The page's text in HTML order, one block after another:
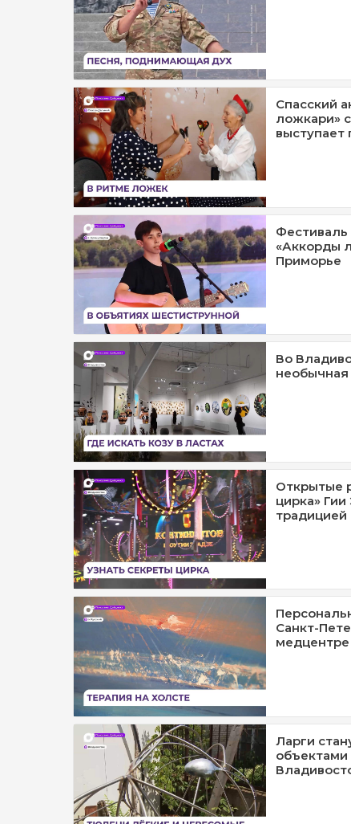
Спасский
ложкари»
выступает
Фестиваль
«Аккорды
Приморье
Во
необычная
Открытые
цирка»
традицией
Санкт-
Ларги
объектами